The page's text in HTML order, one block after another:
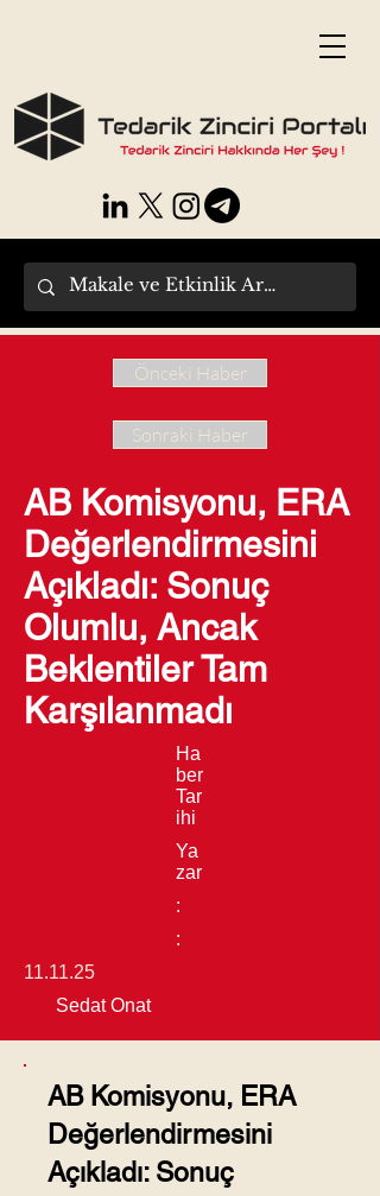
Önceki Haber
Sonraki Haber
AB Komisyonu, ERA
Değerlendirmesini
Açıkladı: Sonuç
Olumlu, Ancak
Beklentiler Tam
Karşılanmadı
Ha
ber
Tar
ihi
Ya
zar
:
:
11.11.25
Sedat Onat
AB Komisyonu, ERA
Değerlendirmesini
Açıkladı: Sonuç